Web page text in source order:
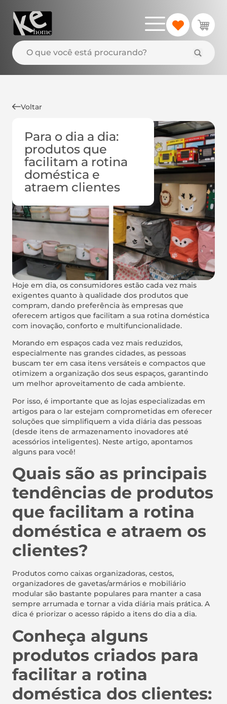
Voltar
Para o dia a dia:
produtos que
facilitam a rotina
doméstica e
atraem clientes
Hoje em dia, os consumidores estão cada vez mais
exigentes quanto à qualidade dos produtos que
compram, dando preferência às empresas que
oferecem artigos que facilitam a sua rotina doméstica
com inovação, conforto e multifuncionalidade.
Morando em espaços cada vez mais reduzidos,
especialmente nas grandes cidades, as pessoas
buscam ter em casa itens versáteis e compactos que
otimizem a organização dos seus espaços, garantindo
um melhor aproveitamento de cada ambiente.
Por isso, é importante que as lojas especializadas em
artigos para o lar estejam comprometidas em oferecer
soluções que simplifiquem a vida diária das pessoas
(desde itens de armazenamento inovadores até
acessórios inteligentes). Neste artigo, apontamos
alguns para você!
Quais são as principais
tendências de produtos
que facilitam a rotina
doméstica e atraem os
clientes?
Produtos como caixas organizadoras, cestos,
organizadores de gavetas/armários e mobiliário
modular são bastante populares para manter a casa
sempre arrumada e tornar a vida diária mais prática. A
dica é priorizar o acesso rápido a itens do dia a dia.
Conheça alguns
produtos criados para
facilitar a rotina
doméstica dos clientes: